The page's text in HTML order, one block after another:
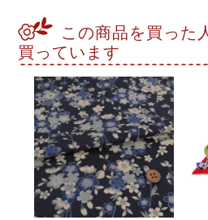
この商品を買った
買っています